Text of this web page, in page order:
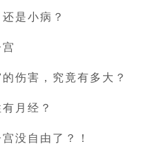
是小病？
伤害，究竟有多大？
月经？
没自由了？！